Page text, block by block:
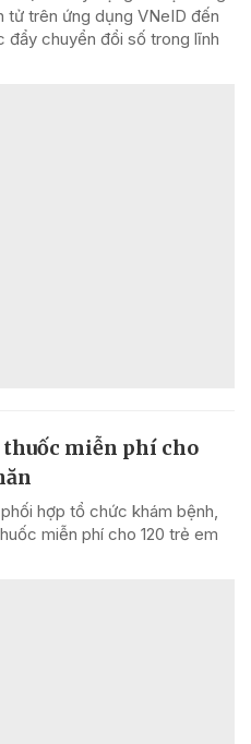
tử trên ứng dụng VNeID đến
đẩy chuyển đổi số trong lĩnh
miễn phí cho
hợp tổ chức khám bệnh,
miễn phí cho 120 trẻ em